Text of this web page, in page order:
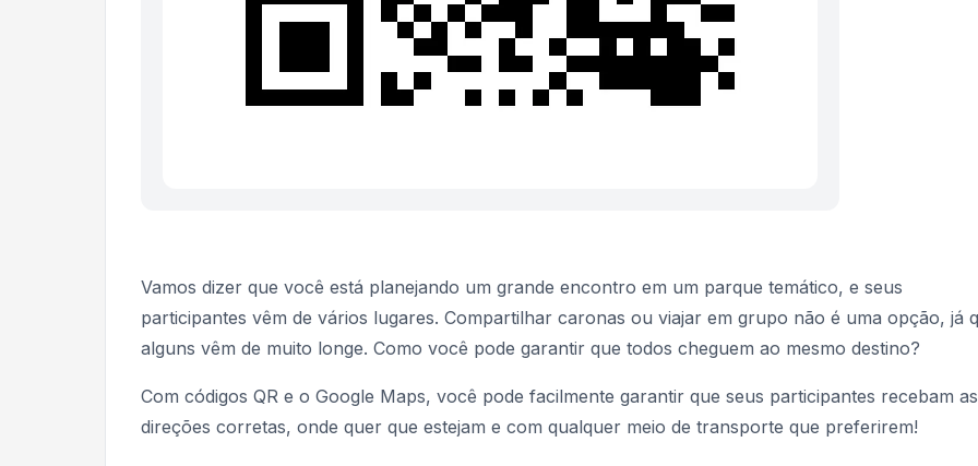
Vamos dizer que você está planejando um grande encontro em um parque temático, e seus
participantes vêm de vários lugares. Compartilhar caronas ou viajar em grupo não é uma opção, já
alguns vêm de muito longe. Como você pode garantir que todos cheguem ao mesmo destino?
Com códigos QR e o Google Maps, você pode facilmente garantir que seus participantes recebam as
direções corretas, onde quer que estejam e com qualquer meio de transporte que preferirem!